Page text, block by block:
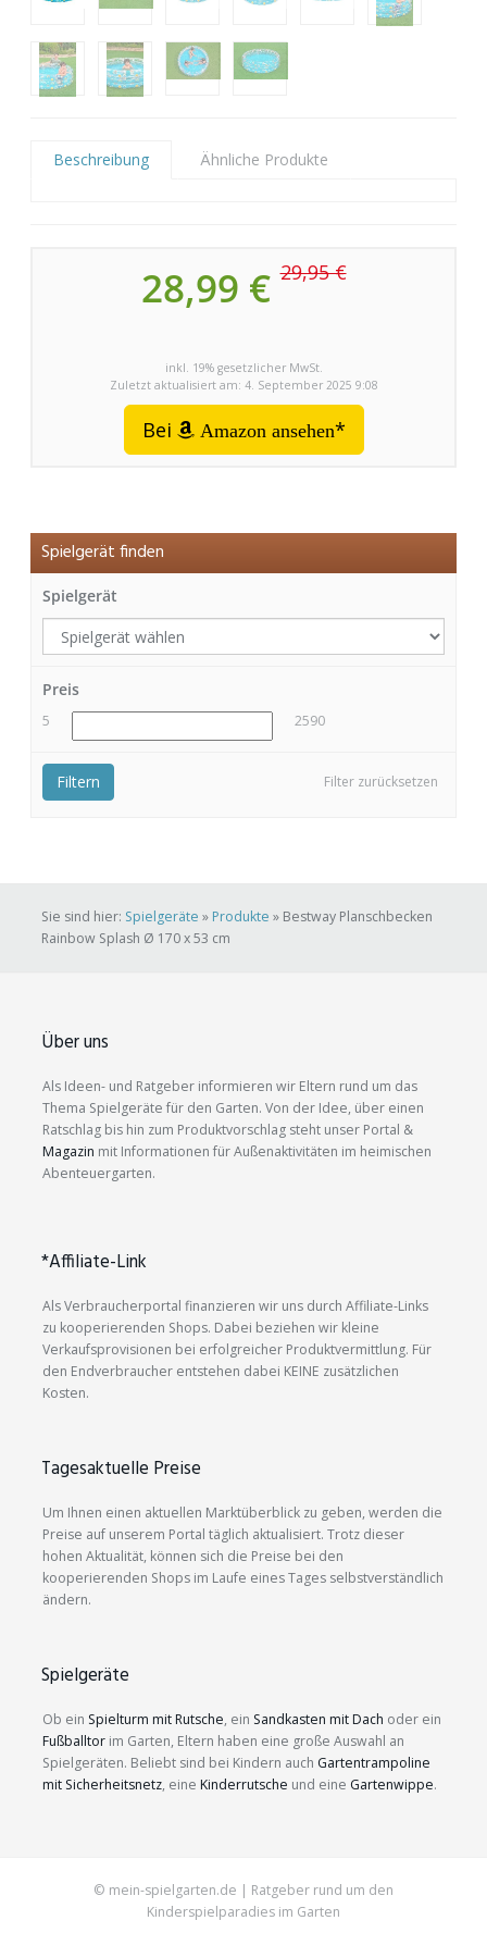
Beschreibung Ähnliche Produkte
28,99 €29,95 €
inkl. 19% gesetzlicher MwSt.
Zuletzt aktualisiert am: 4. September 2025 9:08
Bei Amazon ansehen*
Spielgerät finden
Spielgerät
Preis
5 2590
Filter zurücksetzen
Filtern
Sie sind hier: Spielgeräte » Produkte » Bestway Planschbecken
Rainbow Splash Ø 170 x 53 cm
Über uns
Als Ideen- und Ratgeber informieren wir Eltern rund um das
Thema Spielgeräte für den Garten. Von der Idee, über einen
Ratschlag bis hin zum Produktvorschlag steht unser Portal &
Magazin mit Informationen für Außenaktivitäten im heimischen
Abenteuergarten.
*Affiliate-Link
Als Verbraucherportal finanzieren wir uns durch Affiliate-Links
zu kooperierenden Shops. Dabei beziehen wir kleine
Verkaufsprovisionen bei erfolgreicher Produktvermittlung. Für
den Endverbraucher entstehen dabei KEINE zusätzlichen
Kosten.
Tagesaktuelle Preise
Um Ihnen einen aktuellen Marktüberblick zu geben, werden die
Preise auf unserem Portal täglich aktualisiert. Trotz dieser
hohen Aktualität, können sich die Preise bei den
kooperierenden Shops im Laufe eines Tages selbstverständlich
ändern.
Spielgeräte
Ob ein Spielturm mit Rutsche, ein Sandkasten mit Dach oder ein
Fußballtor im Garten, Eltern haben eine große Auswahl an
Spielgeräten. Beliebt sind bei Kindern auch Gartentrampoline
mit Sicherheitsnetz, eine Kinderrutsche und eine Gartenwippe.
© mein-spielgarten.de | Ratgeber rund um den
Kinderspielparadies im Garten